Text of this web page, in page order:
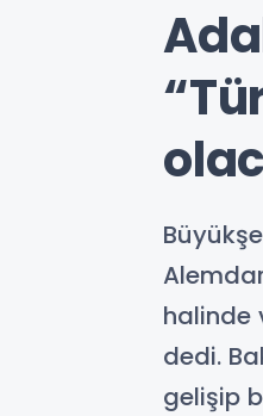
halinde
dedi.
gelişip